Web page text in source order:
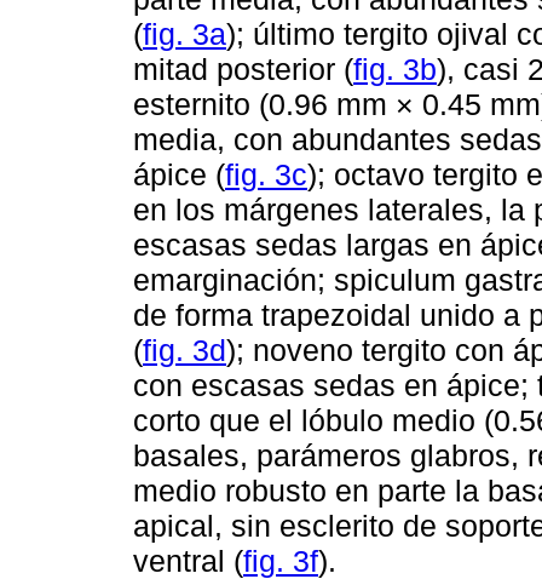
(fig. 3a); último tergito ojival
mitad posterior (fig. 3b), casi
esternito (0.96 mm × 0.45
media, con abundantes
ápice (fig. 3c); octavo tergito
en los márgenes laterales, la
escasas sedas largas en
emarginación; spiculum
de forma trapezoidal unido a
(fig. 3d); noveno tergito con
con escasas sedas en
corto que el lóbulo medio
basales, parámeros glabros,
medio robusto en parte la
apical, sin esclerito de
ventral (fig. 3f).